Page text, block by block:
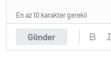
Gönder
En az 10 karakter gerekli